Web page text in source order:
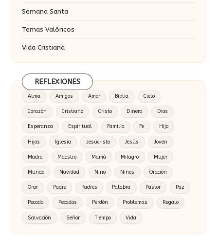
Semana Santa
Temas Valóricos
Vida Cristiana
REFLEXIONES
Alma Amigos Amor Biblia Cielo
Corazón Cristiano Cristo Dinero Dios
Esperanza Espiritual Familia Fe Hijo
Hijos Iglesia Jesucristo Jesús Joven
Madre Maestro Mamá Milagro Mujer
Mundo Navidad Niño Niños Oración
Orar Padre Padres Palabra Pastor Paz
Pecado Pecados Perdón Problemas Regalo
Salvación Señor Tiempo Vida